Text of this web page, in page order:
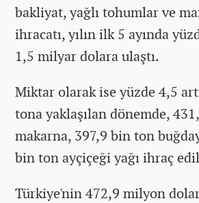
bakliyat, yağlı tohumlar ve
ihracatı, yılın ilk 5 ayında
1,5 milyar dolara ulaştı.
Miktar olarak ise yüzde 4,5
tona yaklaşılan dönemde,
makarna, 397,9 bin ton
bin ton ayçiçeği yağı ihraç
Türkiye'nin 472,9 milyon